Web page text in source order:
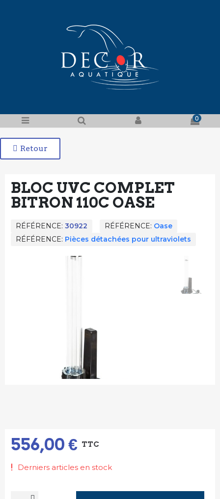
0
Retour
BLOC UVC COMPLET
BITRON 110C OASE
RÉFÉRENCE 30922 RÉFÉRENCE Oase
RÉFÉRENCE Pièces détachées pour ultraviolets
556,00 € TTC
Derniers articles en stock